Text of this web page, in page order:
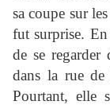
sa coupe sur
fut surprise. En
de se
dans la rue
Pourtant, elle